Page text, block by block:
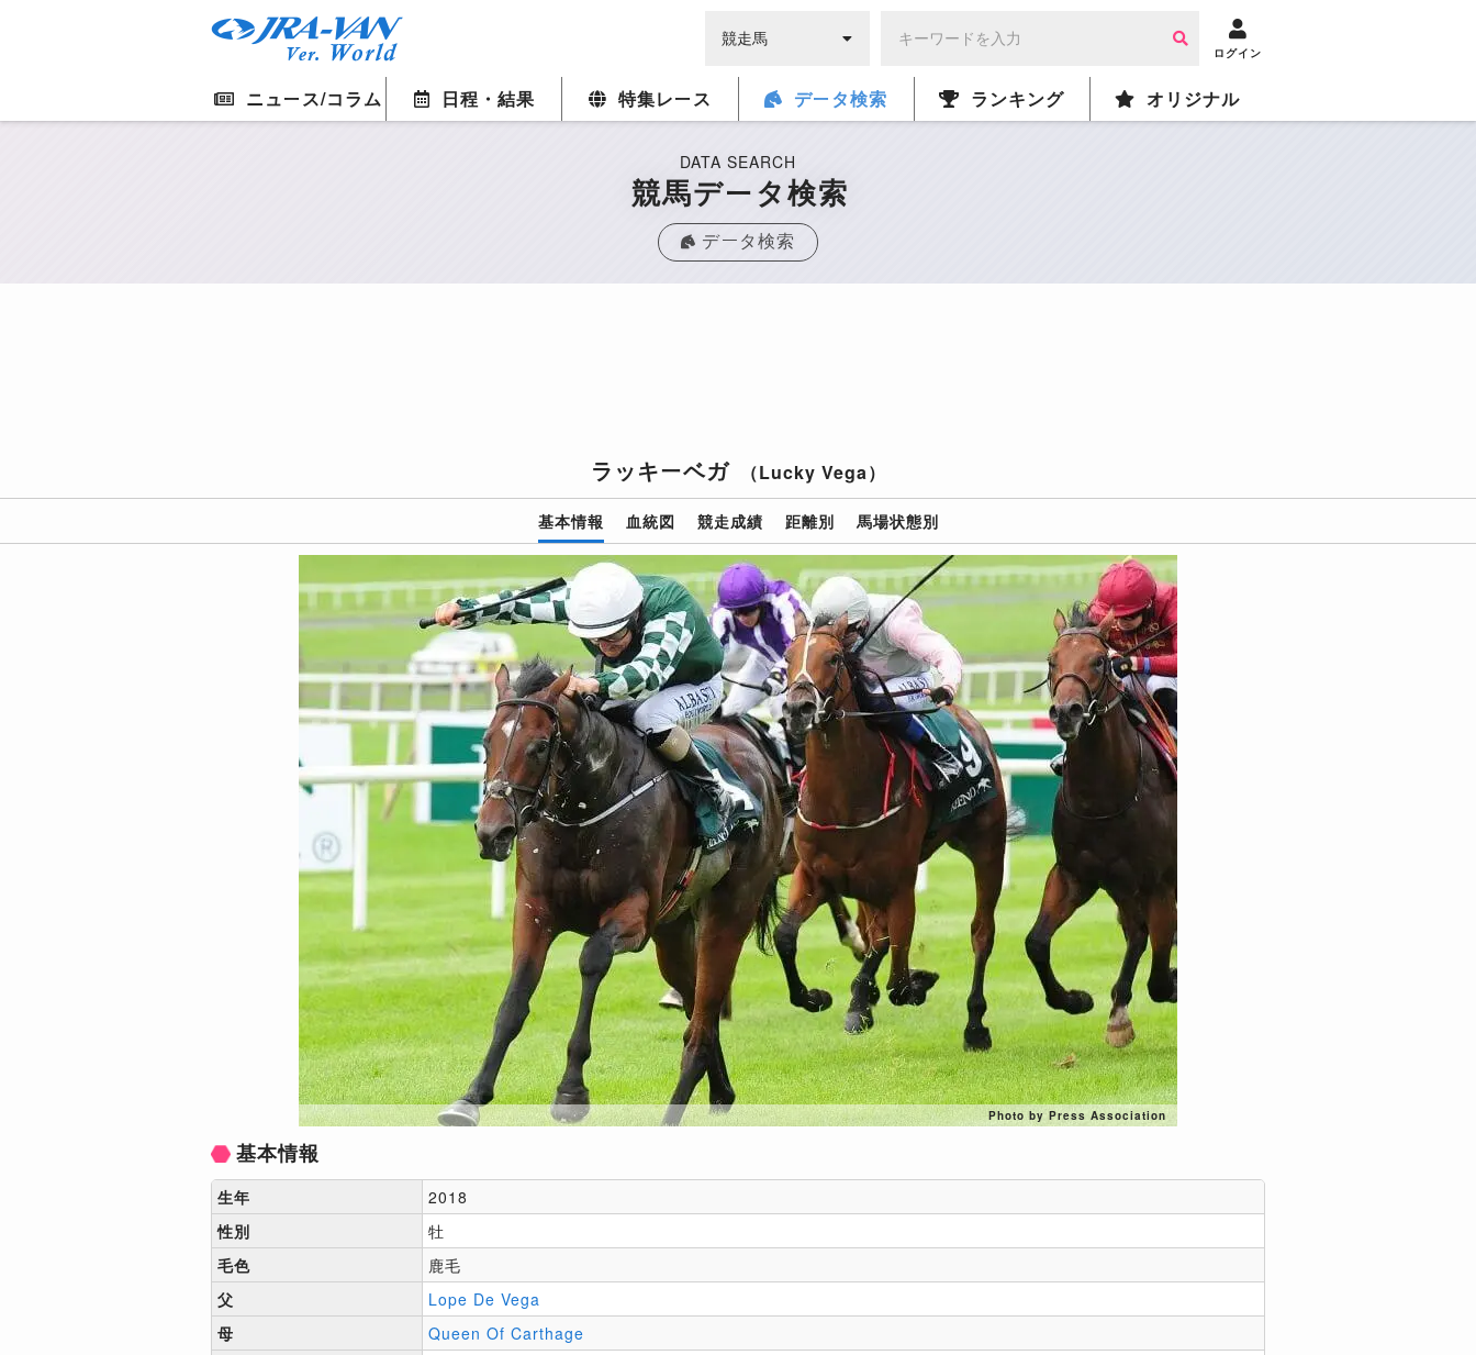
ログイン
ニュース/コラム 日程・結果 特集レース データ検索 ランキング オリジナル
DATA SEARCH
競馬データ検索
データ検索
ラッキーベガ （Lucky Vega）
基本情報 血統図 競走成績 距離別 馬場状態別
Photo by Press Association
基本情報
生年
2018
性別
牡
毛色
鹿毛
父
Lope De Vega
母
Queen Of Carthage